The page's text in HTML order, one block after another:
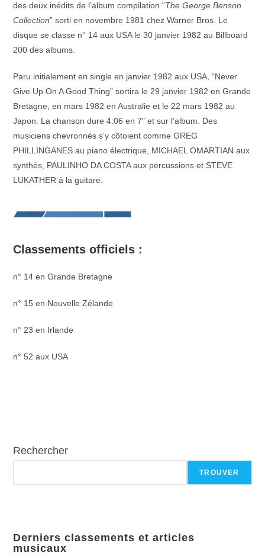
des deux inédits de l’album compilation “The George Benson
Collection” sorti en novembre 1981 chez Warner Bros. Le
disque se classe n° 14 aux USA le 30 janvier 1982 au Billboard
200 des albums.
Paru initialement en single en janvier 1982 aux USA, “Never
Give Up On A Good Thing” sortira le 29 janvier 1982 en Grande
Bretagne, en mars 1982 en Australie et le 22 mars 1982 au
Japon. La chanson dure 4:06 en 7″ et sur l’album. Des
musiciens chevronnés s’y côtoient comme GREG
PHILLINGANES au piano électrique, MICHAEL OMARTIAN aux
synthés, PAULINHO DA COSTA aux percussions et STEVE
LUKATHER à la guitare.
Classements officiels :
n° 14 en Grande Bretagne
n° 15 en Nouvelle Zélande
n° 23 en Irlande
n° 52 aux USA
Rechercher
TROUVER
Derniers classements et articles
musicaux